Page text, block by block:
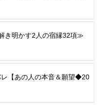
き明かす2人の宿縁32項≫
レ【あの人の本音＆願望◆20